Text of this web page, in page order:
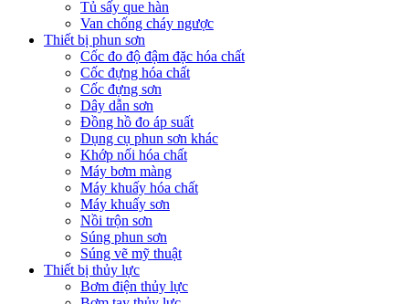
Tủ sấy que hàn
Van chống cháy ngược
Thiết bị phun sơn
Cốc đo độ đậm đặc hóa chất
Cốc đựng hóa chất
Cốc đựng sơn
Dây dẫn sơn
Đồng hồ đo áp suất
Dụng cụ phun sơn khác
Khớp nối hóa chất
Máy bơm màng
Máy khuấy hóa chất
Máy khuấy sơn
Nồi trộn sơn
Súng phun sơn
Súng vẽ mỹ thuật
Thiết bị thủy lực
Bơm điện thủy lực